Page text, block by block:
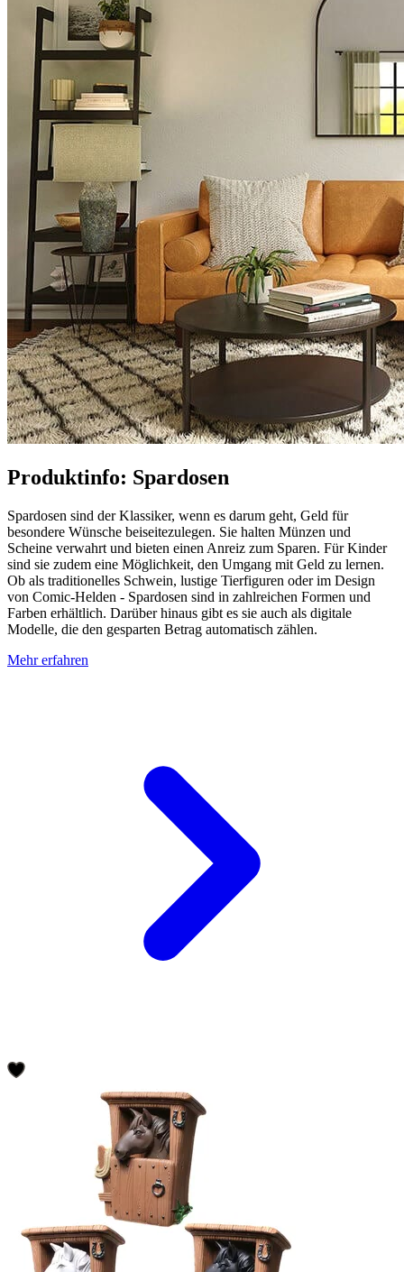
Produktinfo: Spardosen
Spardosen sind der Klassiker, wenn es darum geht, Geld für
besondere Wünsche beiseitezulegen. Sie halten Münzen und
Scheine verwahrt und bieten einen Anreiz zum Sparen. Für Kinder
sind sie zudem eine Möglichkeit, den Umgang mit Geld zu lernen.
Ob als traditionelles Schwein, lustige Tierfiguren oder im Design
von Comic-Helden - Spardosen sind in zahlreichen Formen und
Farben erhältlich. Darüber hinaus gibt es sie auch als digitale
Modelle, die den gesparten Betrag automatisch zählen.
Mehr erfahren